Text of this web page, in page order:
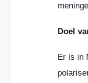
Doel
Er is in